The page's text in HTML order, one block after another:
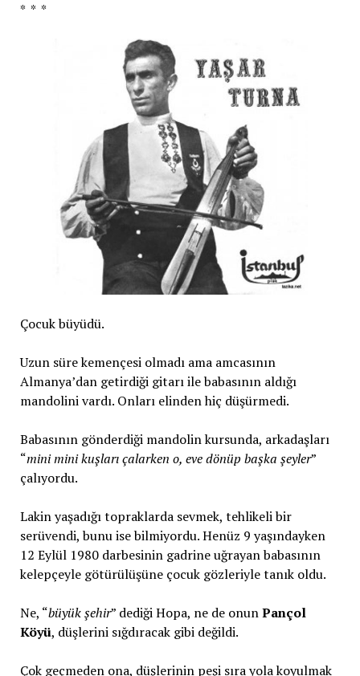
* * *
Çocuk büyüdü.
Uzun süre kemençesi olmadı ama amcasının
Almanya’dan getirdiği gitarı ile babasının aldığı
mandolini vardı. Onları elinden hiç düşürmedi.
Babasının gönderdiği mandolin kursunda, arkadaşları
“mini mini kuşları çalarken o, eve dönüp başka şeyler”
çalıyordu.
Lakin yaşadığı topraklarda sevmek, tehlikeli bir
serüvendi, bunu ise bilmiyordu. Henüz 9 yaşındayken
12 Eylül 1980 darbesinin gadrine uğrayan babasının
kelepçeyle götürülüşüne çocuk gözleriyle tanık oldu.
Ne, “büyük şehir” dediği Hopa, ne de onunPançol
Köyü, düşlerini sığdıracak gibi değildi.
Çok geçmeden ona, düşlerinin peşi sıra yola koyulmak